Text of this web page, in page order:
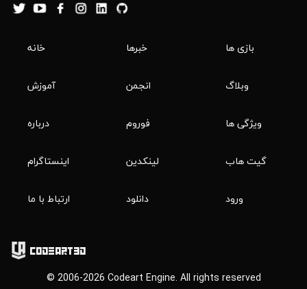
خانه خبرها بازی ها
آموزش انجمن وبلاگ
درباره فوروم ویژگی ها
اینستاگرام لینکدین گیت هاب
ارتباط با ما دانلود ورود
Codeart3D
© 2006-2026 Codeart Engine. All rights reserved